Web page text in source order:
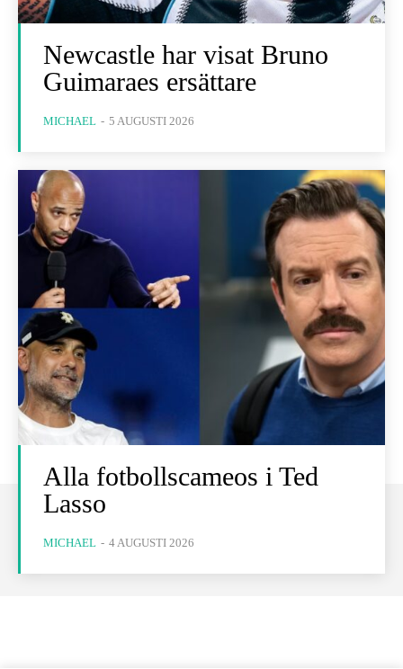
Newcastle har visat Bruno
Guimaraes ersättare
MICHAEL - 5 AUGUSTI 2026
Alla fotbollscameos i Ted
Lasso
MICHAEL - 4 AUGUSTI 2026